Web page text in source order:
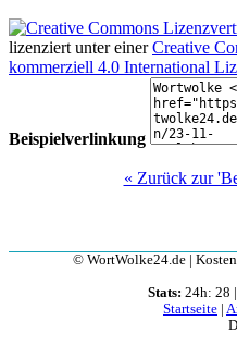
lizenziert unter einerCreative
kommerziell 4.0 International
Beispielverlinkung
« Zurück zur
© WortWolke24.de |
Stats: 24h: 28
Startseite